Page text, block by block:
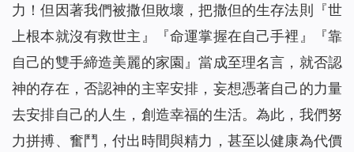
力！但因著我們被撒但敗壞，把撒但的生存法則『世
上根本就沒有救世主』『命運掌握在自己手裡』『靠
自己的雙手締造美麗的家園』當成至理名言，就否認
神的存在，否認神的主宰安排，妄想憑著自己的力量
去安排自己的人生，創造幸福的生活。為此，我們努
力拼搏、奮鬥，付出時間與精力，甚至以健康為代價